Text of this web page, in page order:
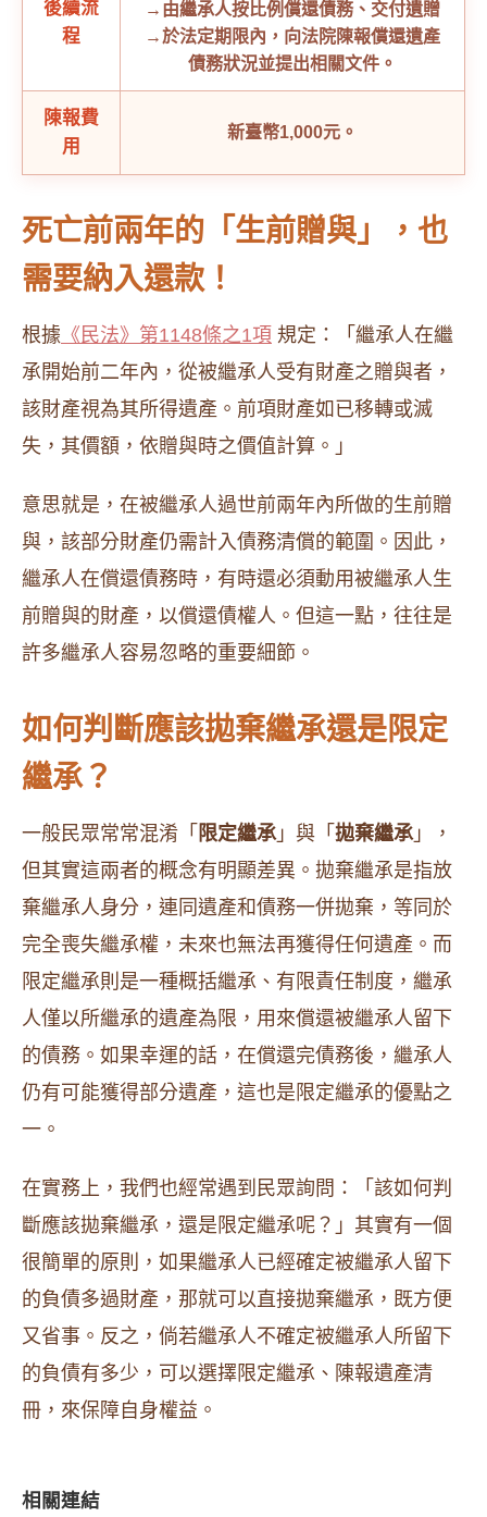
後續流
程
→由繼承人按比例償還債務、交付遺贈
→於法定期限內，向法院陳報償還遺產
債務狀況並提出相關文件。
陳報費
用
新臺幣1,000元。
死亡前兩年的「生前贈與」，也
需要納入還款！
根據 《民法》第1148條之1項 規定：「繼承人在繼
承開始前二年內，從被繼承人受有財產之贈與者，
該財產視為其所得遺產。前項財產如已移轉或滅
失，其價額，依贈與時之價值計算。」
意思就是，在被繼承人過世前兩年內所做的生前贈
與，該部分財產仍需計入債務清償的範圍。因此，
繼承人在償還債務時，有時還必須動用被繼承人生
前贈與的財產，以償還債權人。但這一點，往往是
許多繼承人容易忽略的重要細節。
如何判斷應該拋棄繼承還是限定
繼承？
一般民眾常常混淆「 限定繼承」與「 拋棄繼承」，
但其實這兩者的概念有明顯差異。拋棄繼承是指放
棄繼承人身分，連同遺產和債務一併拋棄，等同於
完全喪失繼承權，未來也無法再獲得任何遺產。而
限定繼承則是一種概括繼承、有限責任制度，繼承
人僅以所繼承的遺產為限，用來償還被繼承人留下
的債務。如果幸運的話，在償還完債務後，繼承人
仍有可能獲得部分遺產，這也是限定繼承的優點之
一。
在實務上，我們也經常遇到民眾詢問：「該如何判
斷應該拋棄繼承，還是限定繼承呢？」其實有一個
很簡單的原則，如果繼承人已經確定被繼承人留下
的負債多過財產，那就可以直接拋棄繼承，既方便
又省事。反之，倘若繼承人不確定被繼承人所留下
的負債有多少，可以選擇限定繼承、陳報遺產清
冊，來保障自身權益。
相關連結